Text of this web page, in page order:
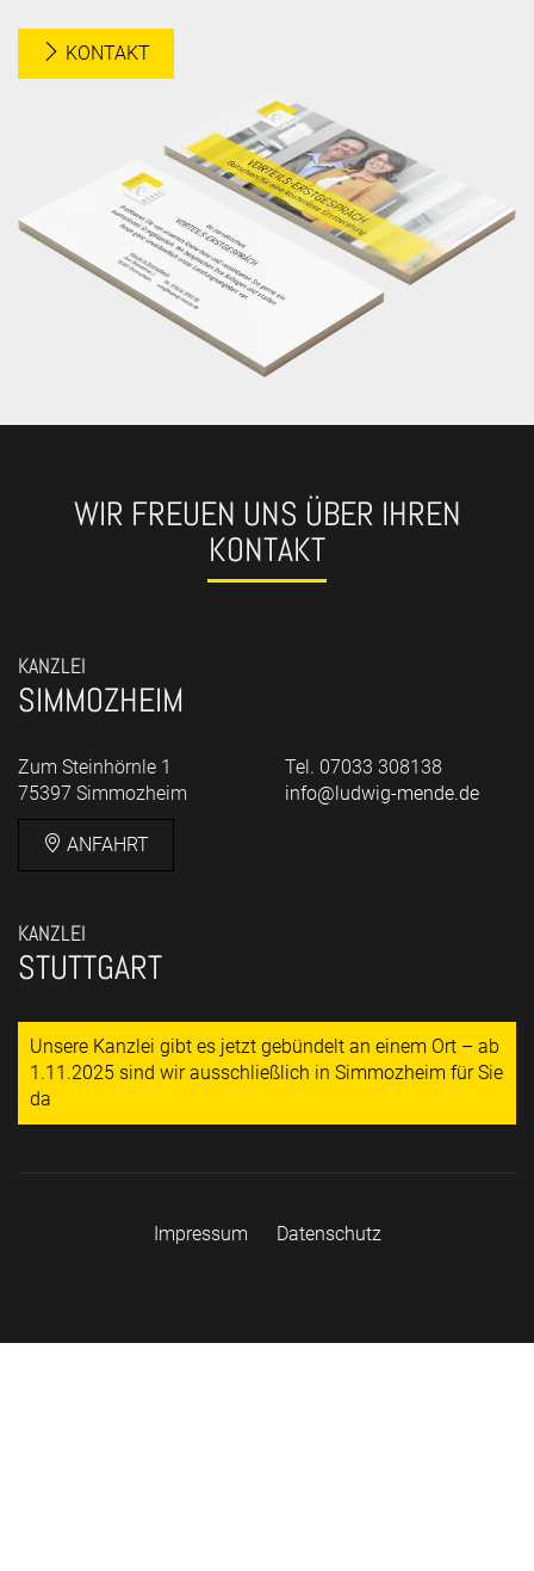
KONTAKT
WIR FREUEN UNS ÜBER IHREN
KONTAKT
KANZLEI
SIMMOZHEIM
Zum Steinhörnle 1
75397 Simmozheim
ANFAHRT
Tel. 07033 308138
info@ludwig-mende.de
KANZLEI
STUTTGART
Unsere Kanzlei gibt es jetzt gebündelt an einem Ort – ab
1.11.2025 sind wir ausschließlich in Simmozheim für Sie
da
Impressum Datenschutz